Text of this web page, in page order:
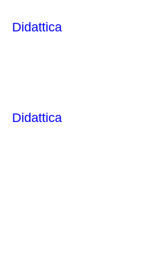
Didattica
Didattica